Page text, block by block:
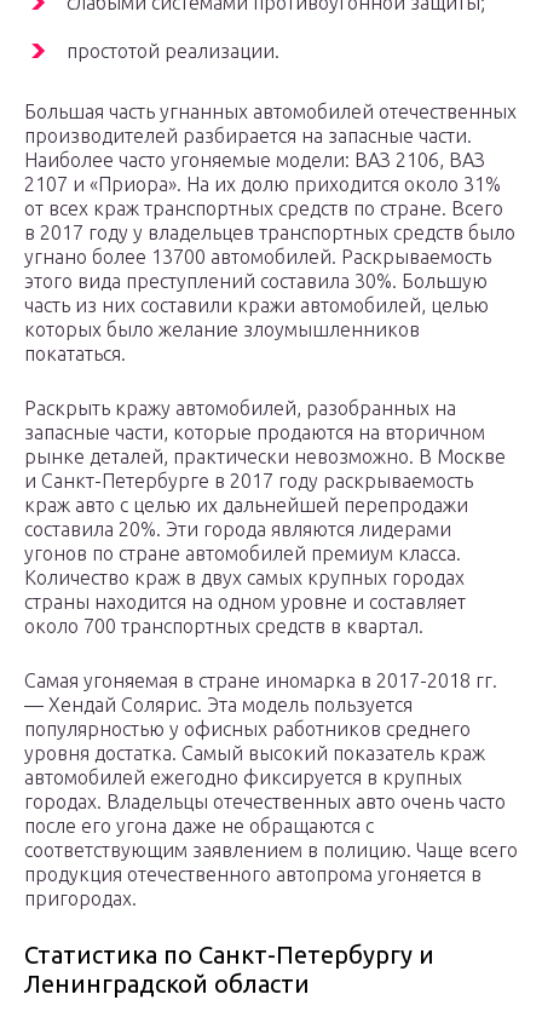
простотой реализации.
Большая часть угнанных автомобилей отечественных
производителей разбирается на запасные части.
Наиболее часто угоняемые модели: ВАЗ 2106, ВАЗ
2107 и «Приора». На их долю приходится около 31%
от всех краж транспортных средств по стране. Всего
в 2017 году у владельцев транспортных средств было
угнано более 13700 автомобилей. Раскрываемость
этого вида преступлений составила 30%. Большую
часть из них составили кражи автомобилей, целью
которых было желание злоумышленников
покататься.
Раскрыть кражу автомобилей, разобранных на
запасные части, которые продаются на вторичном
рынке деталей, практически невозможно. В Москве
и Санкт-Петербурге в 2017 году раскрываемость
краж авто с целью их дальнейшей перепродажи
составила 20%. Эти города являются лидерами
угонов по стране автомобилей премиум класса.
Количество краж в двух самых крупных городах
страны находится на одном уровне и составляет
около 700 транспортных средств в квартал.
Самая угоняемая в стране иномарка в 2017-2018 гг.
— Хендай Солярис. Эта модель пользуется
популярностью у офисных работников среднего
уровня достатка. Самый высокий показатель краж
автомобилей ежегодно фиксируется в крупных
городах. Владельцы отечественных авто очень часто
после его угона даже не обращаются с
соответствующим заявлением в полицию. Чаще всего
продукция отечественного автопрома угоняется в
пригородах.
Статистика по Санкт-Петербургу и
Ленинградской области